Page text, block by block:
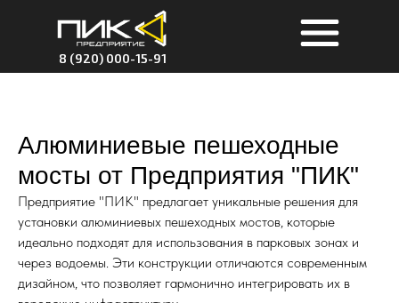
8 (920) 000-15-91
Алюминиевые пешеходные
мосты от Предприятия "ПИК"
Предприятие "ПИК" предлагает уникальные решения для
установки алюминиевых пешеходных мостов, которые
идеально подходят для использования в парковых зонах и
через водоемы. Эти конструкции отличаются современным
дизайном, что позволяет гармонично интегрировать их в